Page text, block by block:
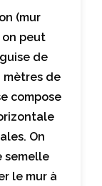
(mur
on peut
de
mètres de
compose
On
semelle
le mur à